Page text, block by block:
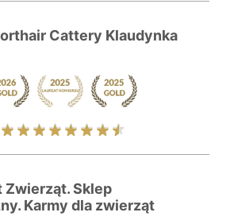
Cattery Klaudynka
Zwierząt. Sklep
Karmy dla zwierząt